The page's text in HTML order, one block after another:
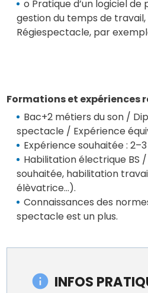
o Pratique d’un logiciel
gestion du temps de
Régiespectacle, par
Formations et expériences
Bac+2 métiers du son /
spectacle / Expérience
Expérience souhaitée :
Habilitation électrique BS /
souhaitée, habilitation
élèvatrice…).
Connaissances des
spectacle est un plus.
INFOS